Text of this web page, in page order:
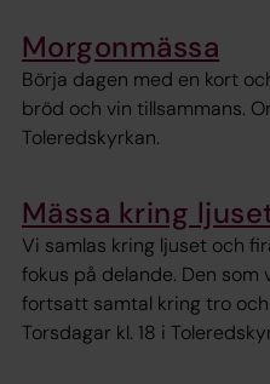
Morgonmässa
Börja dagen med en kort
bröd och vin tillsammans.
Toleredskyrkan.
Mässa kring
Vi samlas kring ljuset och
fokus på delande. Den
fortsatt samtal kring tro och
Torsdagar kl. 18 i